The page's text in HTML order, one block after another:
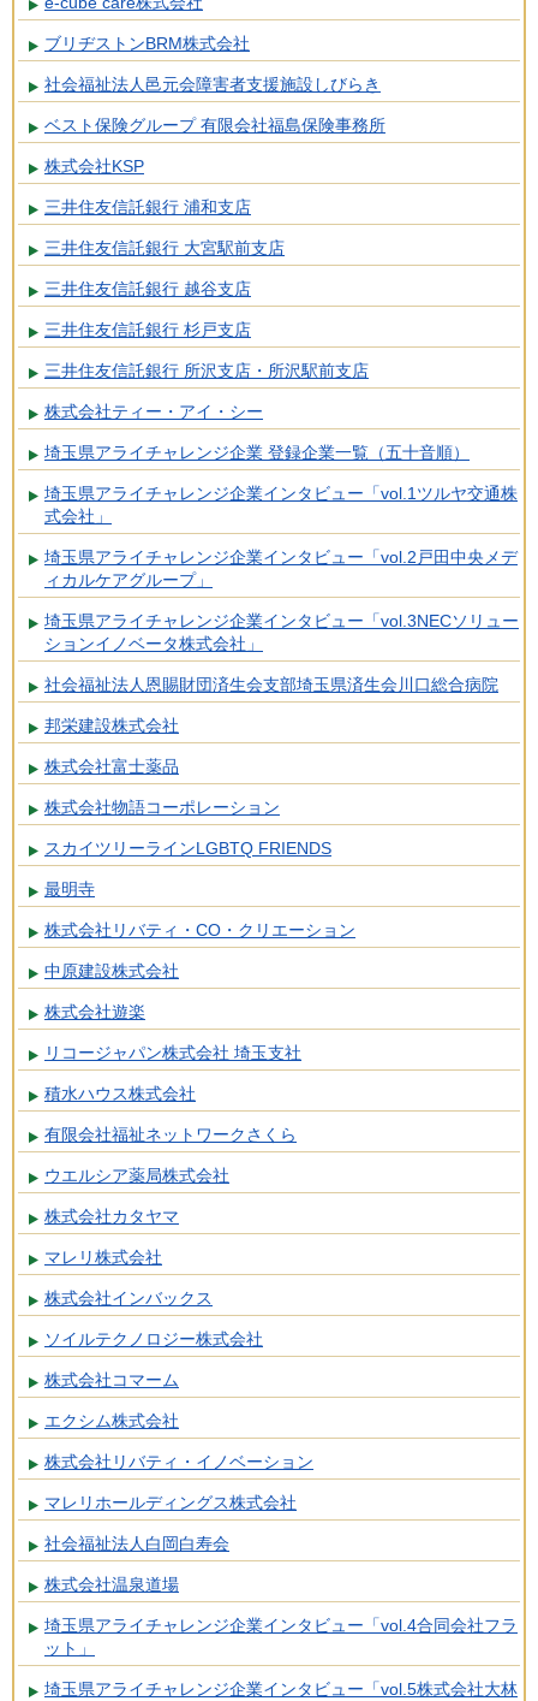
ブリヂストンBRM株式会社
社会福祉法人邑元会障害者支援施設しびらき
ベスト保険グループ 有限会社福島保険事務所
株式会社KSP
三井住友信託銀行 浦和支店
三井住友信託銀行 大宮駅前支店
三井住友信託銀行 越谷支店
三井住友信託銀行 杉戸支店
三井住友信託銀行 所沢支店・所沢駅前支店
株式会社ティー・アイ・シー
埼玉県アライチャレンジ企業 登録企業一覧（五十音順）
埼玉県アライチャレンジ企業インタビュー「vol.1ツルヤ交通株
式会社」
埼玉県アライチャレンジ企業インタビュー「vol.2戸田中央メデ
ィカルケアグループ」
埼玉県アライチャレンジ企業インタビュー「vol.3NECソリュー
ションイノベータ株式会社」
社会福祉法人恩賜財団済生会支部埼玉県済生会川口総合病院
邦栄建設株式会社
株式会社富士薬品
株式会社物語コーポレーション
スカイツリーラインLGBTQ FRIENDS
最明寺
株式会社リバティ・CO・クリエーション
中原建設株式会社
株式会社遊楽
リコージャパン株式会社 埼玉支社
積水ハウス株式会社
有限会社福祉ネットワークさくら
ウエルシア薬局株式会社
株式会社カタヤマ
マレリ株式会社
株式会社インバックス
ソイルテクノロジー株式会社
株式会社コマーム
エクシム株式会社
株式会社リバティ・イノベーション
マレリホールディングス株式会社
社会福祉法人白岡白寿会
株式会社温泉道場
埼玉県アライチャレンジ企業インタビュー「vol.4合同会社フラ
ット」
埼玉県アライチャレンジ企業インタビュー「vol.5株式会社大林